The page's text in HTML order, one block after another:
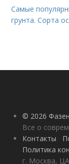
Самые
грунта. Сорта
© 2026
Все о
Контакты
Политика
г. Москва,